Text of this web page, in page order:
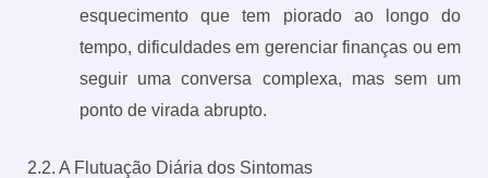
esquecimento que tem piorado ao longo do
tempo, dificuldades em gerenciar finanças ou em
seguir uma conversa complexa, mas sem um
ponto de virada abrupto.
2.2. A Flutuação Diária dos Sintomas